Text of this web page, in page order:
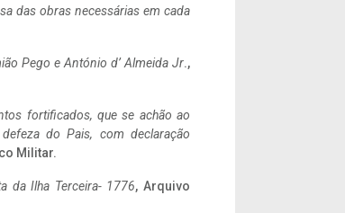
das obras necessárias em cada
Pego e António d’ Almeida Jr.,
fortificados, que se achão ao
do Pais, com declaração
Militar.
da Ilha Terceira- 1776, Arquivo